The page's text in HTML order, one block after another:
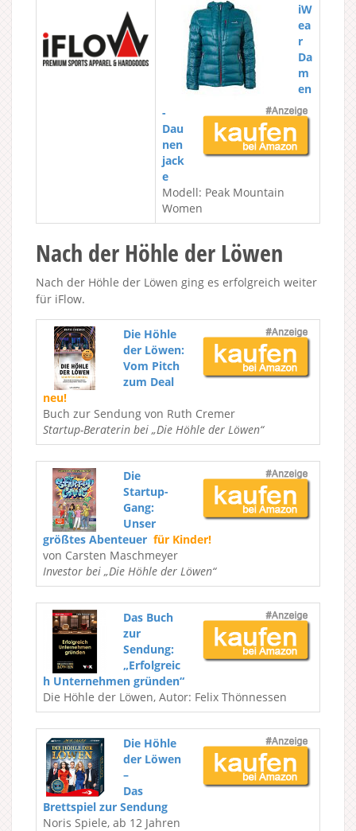
iW
ea
r
Da
m
en
-
Dau
nen
jack
e
Modell: Peak Mountain
Women
Nach der Höhle der Löwen
Nach der Höhle der Löwen ging es erfolgreich weiter
für iFlow.
Die Höhle
der Löwen:
Vom Pitch
zum Deal
neu!
Buch zur Sendung von Ruth Cremer
Startup-Beraterin bei „Die Höhle der Löwen“
Die
Startup-
Gang:
Unser
größtes Abenteuer für Kinder!
von Carsten Maschmeyer
Investor bei „Die Höhle der Löwen“
Das Buch
zur
Sendung:
„Erfolgreic
h Unternehmen gründen“
Die Höhle der Löwen, Autor: Felix Thönnessen
Die Höhle
der Löwen
–
Das
Brettspiel zur Sendung
Noris Spiele, ab 12 Jahren